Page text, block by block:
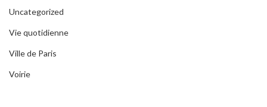
Uncategorized
Vie quotidienne
Ville de Paris
Voirie